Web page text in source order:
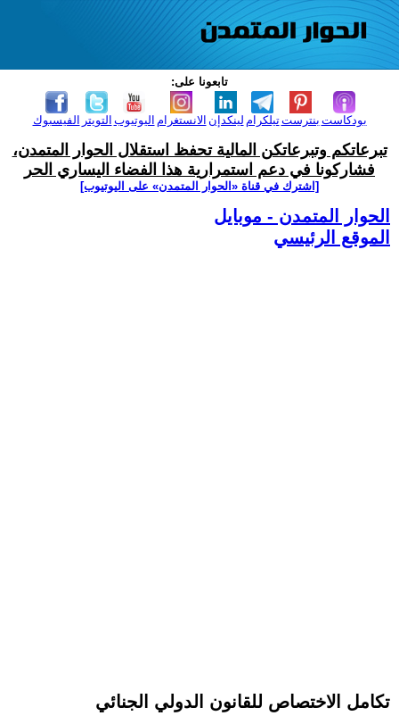
تابعونا على:
الفيسبوك التويتر اليوتيوب الانستغرام لينكدإن تيلكرامبنترست بودكاست
تبرعاتكم وتبرعاتكن المالية تحفظ استقلال الحوار المتمدن،
فشاركونا في دعم استمرارية هذا الفضاء اليساري الحر
[اشترك في قناة ‫«الحوار المتمدن» على اليوتيوب]
الحوار المتمدن - موبايل
الموقع الرئيسي
تكامل الاختصاص للقانون الدولي الجنائي